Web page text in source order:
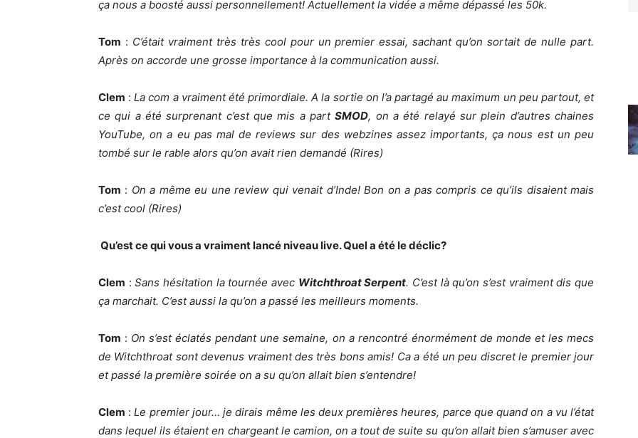
ça nous a boosté aussi personnellement! Actuellement la vidée a même dépassé les 50k.
Tom : C’était vraiment très très cool pour un premier essai, sachant qu’on sortait de nulle part.
Après on accorde une grosse importance à la communication aussi.
Clem :La com a vraiment été primordiale. A la sortie on l’a partagé au maximum un peu partout, et
ce qui a été surprenant c’est que mis a partSMOD, on a été relayé sur plein d’autres chaines
YouTube, on a eu pas mal de reviews sur des webzines assez importants, ça nous est un peu
tombé sur le rable alors qu’on avait rien demandé (Rires)
Tom : On a même eu une review qui venait d’Inde! Bon on a pas compris ce qu’ils disaient mais
c’est cool (Rires)
Qu’est ce qui vous a vraiment lancé niveau live. Quel a été le déclic?
Clem :Sans hésitation la tournée avec Witchthroat Serpent. C’est là qu’on s’est vraiment dis que
ça marchait. C’est aussi la qu’on a passé les meilleurs moments.
Tom : On s’est éclatés pendant une semaine, on a rencontré énormément de monde et les mecs
de Witchthroat sont devenus vraiment des très bons amis! Ca a été un peu discret le premier jour
et passé la première soirée on a su qu’on allait bien s’entendre!
Clem :Le premier jour… je dirais même les deux premières heures, parce que quand on a vu l’état
dans lequel ils étaient en chargeant le camion, on a tout de suite su qu’on allait bien s’amuser avec